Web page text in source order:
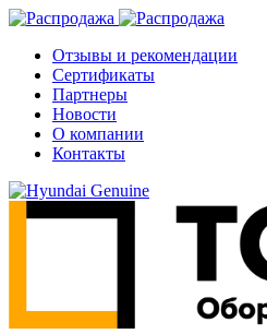
Отзывы и рекомендации
Сертификаты
Партнеры
Новости
О компании
Контакты